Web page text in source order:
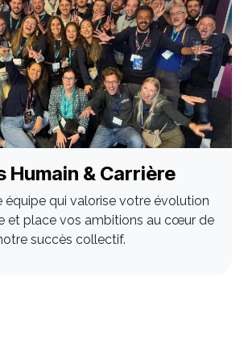
Humain & Carrière
équipe qui valorise votre évolution
et place vos ambitions au cœur de
succès collectif.